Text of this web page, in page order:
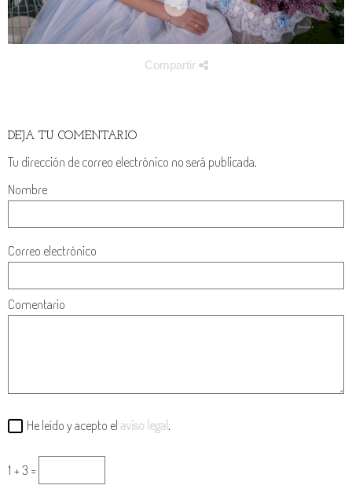
Compartir
DEJA TU COMENTARIO
Tu dirección de correo electrónico no será publicada.
Nombre
Correo electrónico
Comentario
He leído y acepto elaviso legal.
1 + 3 =